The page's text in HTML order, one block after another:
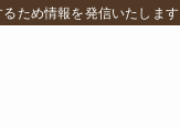
ため情報を発信いたします